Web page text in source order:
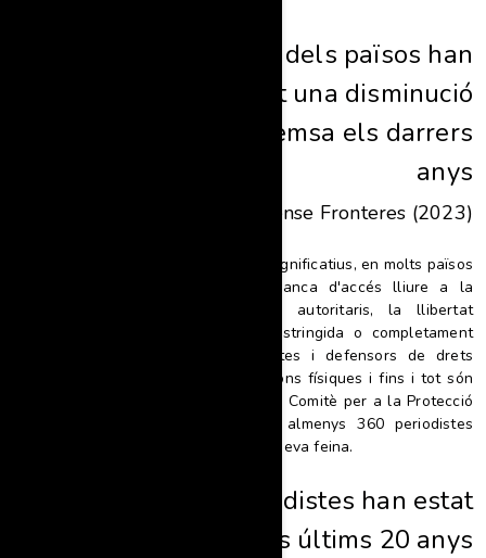
El 73% dels països han
experimentat una disminució
en la llibertat de premsa els darrers
anys
Reporters Sense Fronteres (2023)
Tot i que s'han aconseguit avenços significatius, en molts països
es practica censura, repressió i manca d'accés lliure a la
informació. A països amb règims autoritaris, la llibertat
d'expressió ha estat severament restringida o completament
suprimida, i els periodistes, activistes i defensors de drets
humans pateixen amenaces, agressions físiques i fins i tot són
Comitè per a la Protecció
el 2023 hi havia almenys 360 periodistes
detinguts a tot el món a causa de la seva feina.
Més de 1.300 periodistes han estat
assassinats en els últims 20 anys